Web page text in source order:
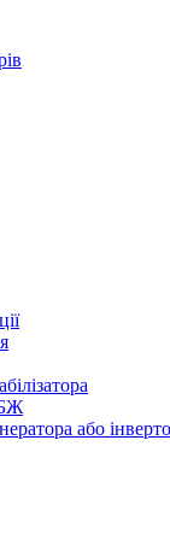
або